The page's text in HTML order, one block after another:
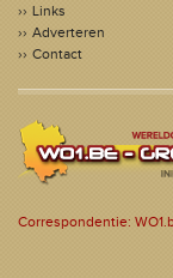
Links
Adverteren
Contact
Correspondentie: